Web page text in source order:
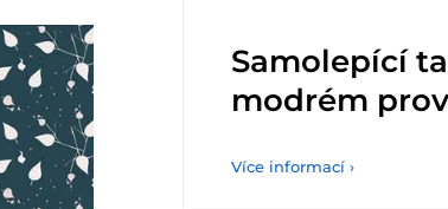
Samolepící
modrém
Více informací ›